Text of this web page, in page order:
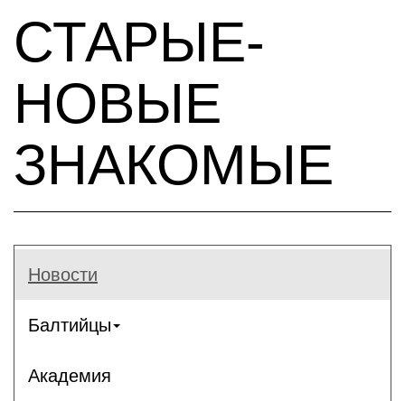
СТАРЫЕ-
НОВЫЕ
ЗНАКОМЫЕ
Новости
Балтийцы
Академия